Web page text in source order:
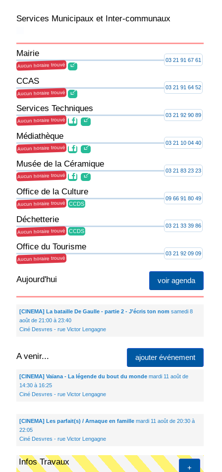
Services Municipaux et Inter-communaux
Mairie
Aucun horaire trouvé
03 21 91 67 61
CCAS
Aucun horaire trouvé
03 21 91 64 52
Services Techniques
Aucun horaire trouvé
03 21 92 90 89
Médiathèque
Aucun horaire trouvé
03 21 10 04 40
Musée de la Céramique
Aucun horaire trouvé
03 21 83 23 23
Office de la Culture
Aucun horaire trouvé
09 66 91 80 49
Déchetterie
Aucun horaire trouvé
CCDS
03 21 33 39 86
Office du Tourisme
Aucun horaire trouvé
CCDS
03 21 92 09 09
voir agenda
Aujourd'hui
[CINEMA] La bataille De Gaulle - partie 2 - J’écris ton nom samedi 8
août de 21:00 à 23:40
Ciné Desvres - rue Victor Lengagne
A venir... ajouter événement
[CINEMA] Vaïana - La légende du bout du mondemardi 11 août de
14:30 à 16:25
Ciné Desvres - rue Victor Lengagne
[CINEMA] Les parfait(s) / Arnaque en famillemardi 11 août de 20:30 à
22:05
Ciné Desvres - rue Victor Lengagne
+
Infos Travaux